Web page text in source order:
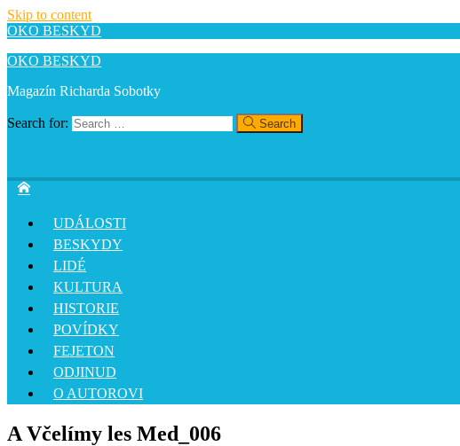
Skip to content
OKO BESKYD
OKO BESKYD
Magazín Richarda Sobotky
Search for: Search
UDÁLOSTI
BESKYDY
LIDÉ
KULTURA
HISTORIE
POVÍDKY
FEJETON
ODJINUD
O AUTOROVI
A Včelímy les Med_006